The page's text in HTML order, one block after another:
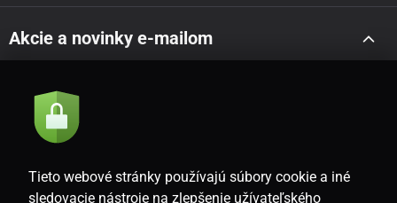
Akcie a novinky e-mailom
Súhlasím so
Tieto webové stránky používajú súbory cookie a iné
sledovacie nástroje na zlepšenie užívateľského